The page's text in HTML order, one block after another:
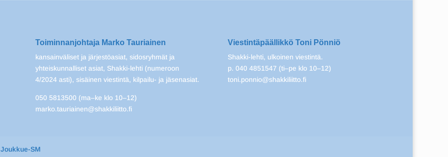
Toiminnanjohtaja Marko Tauriainen
kansainväliset ja järjestöasiat, sidosryhmät ja
yhteiskunnalliset asiat, Shakki-lehti (numeroon
4/2024 asti), sisäinen viestintä, kilpailu- ja jäsenasiat.
050 5813500 (ma–ke klo 10–12)
marko.tauriainen@shakkiliitto.fi
Viestintäpäällikkö Toni Pönniö
Shakki-lehti, ulkoinen viestintä.
p. 040 4851547 (ti–pe klo 10–12)
toni.ponnio@shakkiliitto.fi
Joukkue-SM